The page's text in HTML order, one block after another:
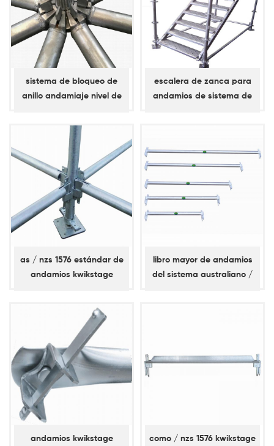
sistema de bloqueo de
anillo andamiaje nivel de
mayor diagonal
escalera de zanca para
andamios de sistema de
as / nzs 1576 estándar de
andamios kwikstage
libro mayor de andamios
del sistema australiano /
andamios kwikstage como / nzs 1576 kwikstage